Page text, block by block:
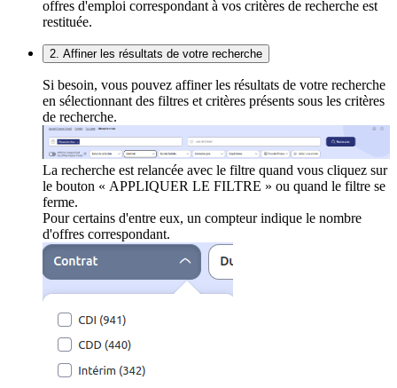
offres d'emploi correspondant à vos critères de recherche est
restituée.
2. Affiner les résultats de votre recherche
Si besoin, vous pouvez affiner les résultats de votre recherche
en sélectionnant des filtres et critères présents sous les critères
de recherche.
La recherche est relancée avec le filtre quand vous cliquez sur
le bouton « APPLIQUER LE FILTRE » ou quand le filtre se
ferme.
Pour certains d'entre eux, un compteur indique le nombre
d'offres correspondant.